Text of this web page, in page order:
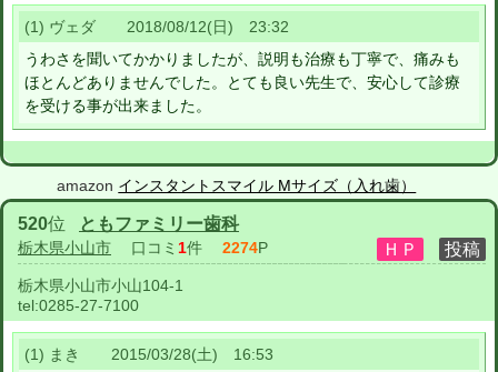
(1) ヴェダ 2018/08/12(日) 23:32
うわさを聞いてかかりましたが、説明も治療も丁寧で、痛みも
ほとんどありませんでした。とても良い先生で、安心して診療
を受ける事が出来ました。
amazon インスタントスマイル Mサイズ（入れ歯）
520位 ともファミリー歯科
栃木県小山市 口コミ 1件 2274P
栃木県小山市小山104-1
tel:0285-27-7100
(1) まき 2015/03/28(土) 16:53